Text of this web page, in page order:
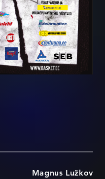
Magnus Lužkov